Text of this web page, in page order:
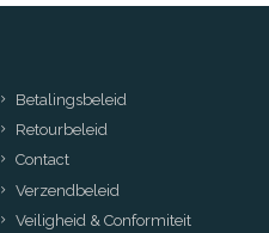
Betalingsbeleid
Retourbeleid
Contact
Verzendbeleid
Veiligheid & Conformiteit